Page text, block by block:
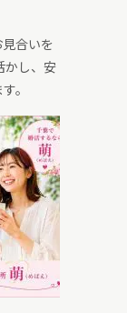
合いを
かし、安
。